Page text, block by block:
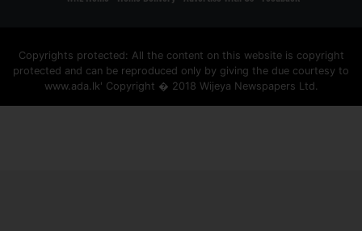
Copyrights protected: All the content on this website is copyright
protected and can be reproduced only by giving the due courtesy to
www.ada.lk' Copyright � 2018 Wijeya Newspapers Ltd.